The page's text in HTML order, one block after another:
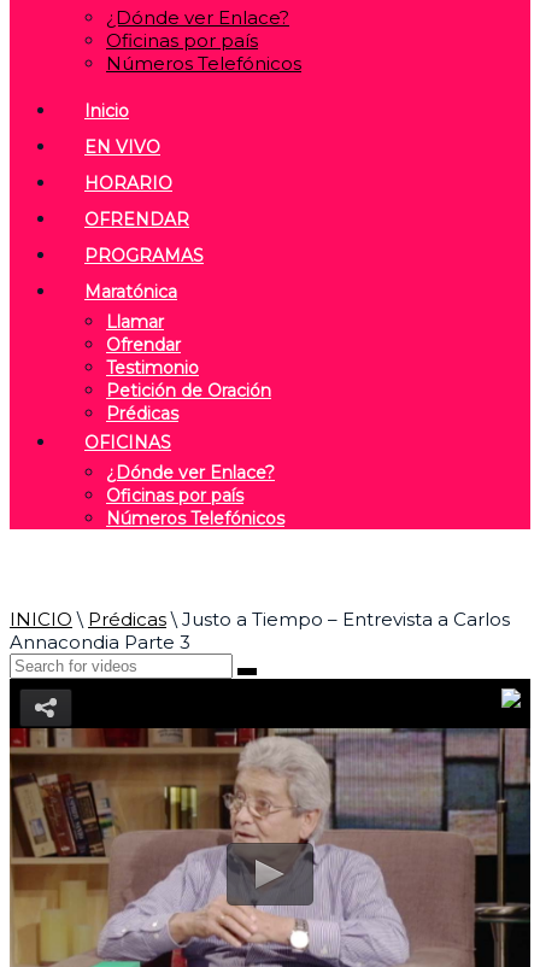
¿Dónde ver Enlace?
Oficinas por país
Números Telefónicos
Inicio
EN VIVO
HORARIO
OFRENDAR
PROGRAMAS
Maratónica
Llamar
Ofrendar
Testimonio
Petición de Oración
Prédicas
OFICINAS
¿Dónde ver Enlace?
Oficinas por país
Números Telefónicos
INICIO \ Prédicas\ Justo a Tiempo – Entrevista a Carlos
Annacondia Parte 3